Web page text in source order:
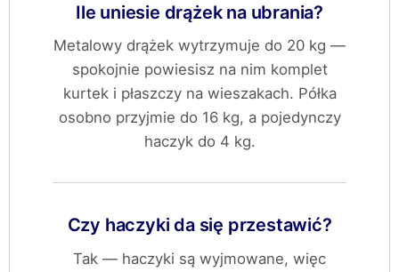
Ile uniesie drążek na ubrania?
Metalowy drążek wytrzymuje do 20 kg —
spokojnie powiesisz na nim komplet
kurtek i płaszczy na wieszakach. Półka
osobno przyjmie do 16 kg, a pojedynczy
haczyk do 4 kg.
Czy haczyki da się przestawić?
Tak — haczyki są wyjmowane, więc